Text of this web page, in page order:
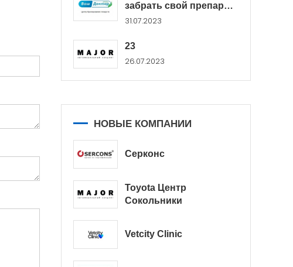
забрать свой препарат
в...
31.07.2023
23
26.07.2023
НОВЫЕ КОМПАНИИ
Серконс
Toyota Центр
Сокольники
Vetcity Clinic